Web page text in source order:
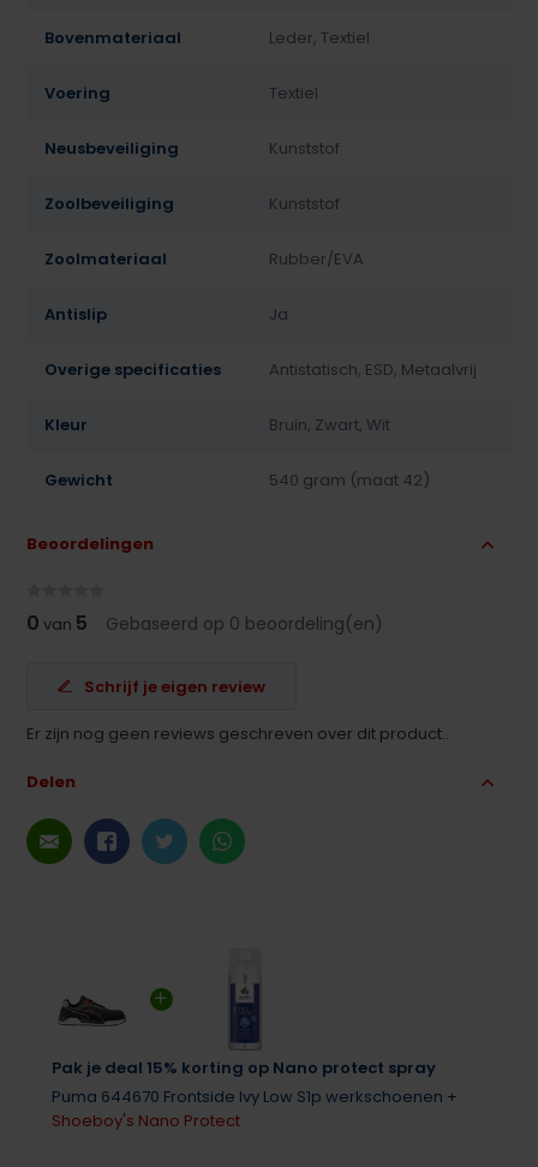
Pak je deal 15% korting op Nano protect spray
Puma 644670 Frontside Ivy Low S1p werkschoenen +
Shoeboy's Nano Protect
Bovenmateriaal Leder, Textiel
Voering Textiel
Neusbeveiliging Kunststof
Zoolbeveiliging Kunststof
Zoolmateriaal Rubber/EVA
Antislip Ja
Overige specificaties Antistatisch, ESD, Metaalvrij
Kleur Bruin, Zwart, Wit
Gewicht 540 gram (maat 42)
Beoordelingen
0 van 5 Gebaseerd op 0 beoordeling(en)
Schrijf je eigen review
Er zijn nog geen reviews geschreven over dit product..
Delen